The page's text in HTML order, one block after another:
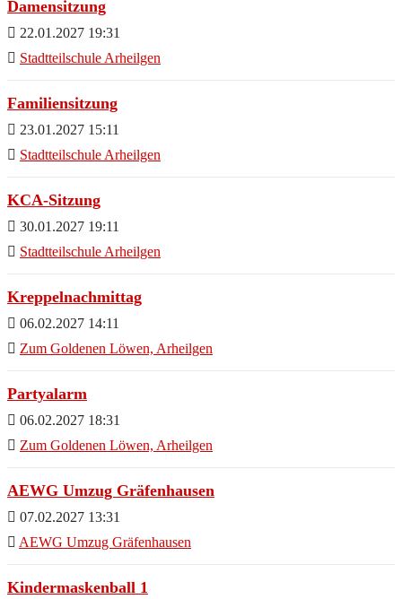
Damensitzung
22.01.2027 19:31
Stadtteilschule Arheilgen
Familiensitzung
23.01.2027 15:11
Stadtteilschule Arheilgen
KCA-Sitzung
30.01.2027 19:11
Stadtteilschule Arheilgen
Kreppelnachmittag
06.02.2027 14:11
Zum Goldenen Löwen, Arheilgen
Partyalarm
06.02.2027 18:31
Zum Goldenen Löwen, Arheilgen
AEWG Umzug Gräfenhausen
07.02.2027 13:31
AEWG Umzug Gräfenhausen
Kindermaskenball 1